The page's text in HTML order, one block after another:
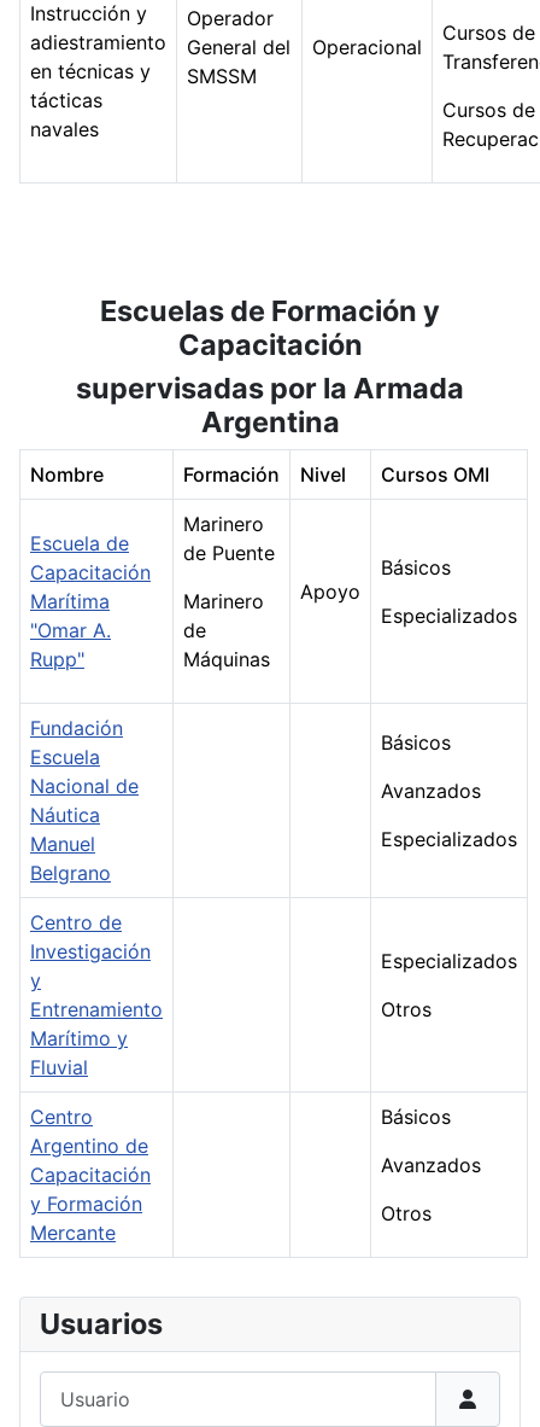
Instrucción y
adiestramiento
en técnicas y
tácticas
navales
Operador
General del
SMSSM
Operacional
Cursos de
Cursos de
Escuelas de Formación y
Capacitación
supervisadas por la Armada
Argentina
Nombre Formación Nivel Cursos OMI
Escuela de
Capacitación
Marítima
"Omar A.
Rupp"
Marinero
de Puente
Marinero
de
Máquinas
Apoyo
Básicos
Especializados
Fundación
Escuela
Nacional de
Náutica
Manuel
Belgrano
Básicos
Avanzados
Especializados
Centro de
Investigación
y
Entrenamiento
Marítimo y
Fluvial
Especializados
Otros
Centro
Argentino de
Capacitación
y Formación
Mercante
Básicos
Avanzados
Otros
Usuarios